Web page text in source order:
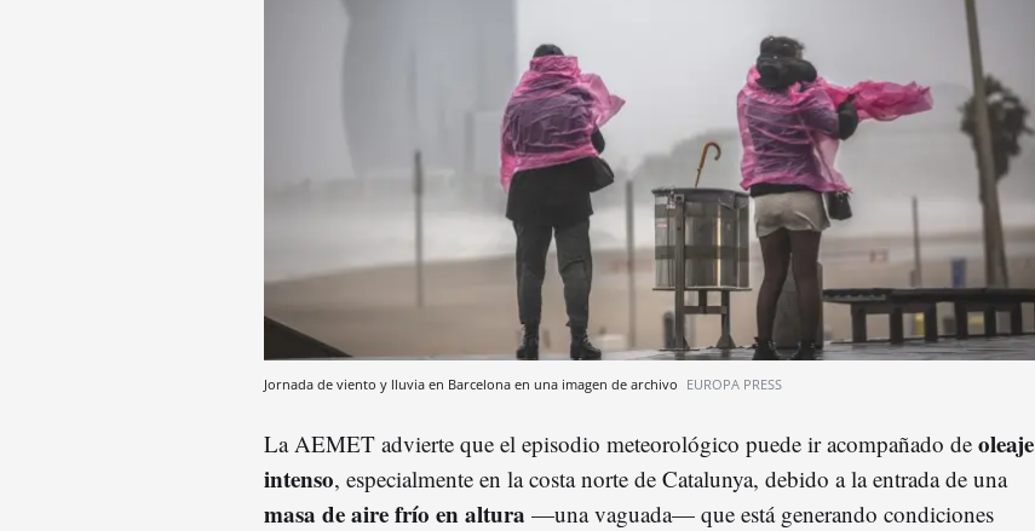
Jornada de viento y lluvia en Barcelona en una imagen de archivo EUROPA PRESS
La AEMET advierte que el episodio meteorológico puede ir acompañado de oleaje
intenso, especialmente en la costa norte de Catalunya, debido a la entrada de una
masa de aire frío en altura —una vaguada— que está generando condiciones